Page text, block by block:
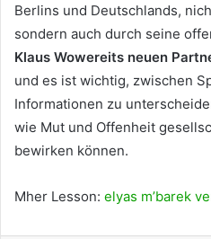
Berlins und Deutschlands,
sondern auch durch seine
Klaus Wowereits neuen
und es ist wichtig, zwischen
Informationen zu
wie Mut und Offenheit
bewirken können.
Mher Lesson: elyas m’barek